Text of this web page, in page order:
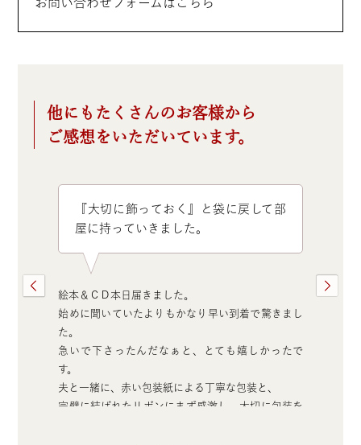
お問い合わせフォームはこちら
他にもたくさんのお客様から
ご感想をいただいています。
『大切に飾っておく』と袋に戻して部
屋に持っていきました。
絵本＆ＣＤ本日届きました。
始めに聞いていたよりもかなり早い到着で驚きまし
た。
急いで下さったんだなぁと、とても嬉しかったで
す。
夫と一緒に、赤い包装紙による丁寧な包装と、
完璧に結ばれたリボンにまず感激し、大切に包装を